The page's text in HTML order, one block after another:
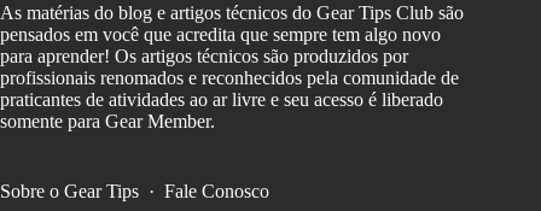
As matérias do blog e artigos técnicos do Gear Tips Club são
pensados em você que acredita que sempre tem algo novo
para aprender! Os artigos técnicos são produzidos por
profissionais renomados e reconhecidos pela comunidade de
praticantes de atividades ao ar livre e seu acesso é liberado
somente para Gear Member.
Sobre o Gear Tips · Fale Conosco